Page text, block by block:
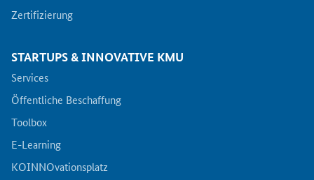
Zertifizierung
STARTUPS & INNOVATIVE KMU
Services
Öffentliche Beschaffung
Toolbox
E-Learning
KOINNOvationsplatz